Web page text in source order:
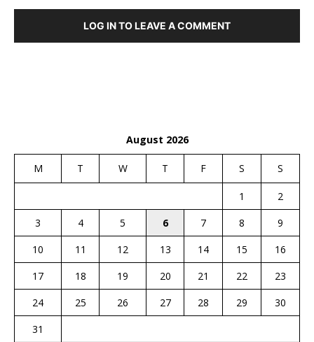
LOG IN TO LEAVE A COMMENT
August 2026
M T W T F S S
1
2
3
4 5 6 7 8
9
10
11 12 13 14 15
16
17
18 19 20 21 22
23
24
25 26 27 28 29
30
31